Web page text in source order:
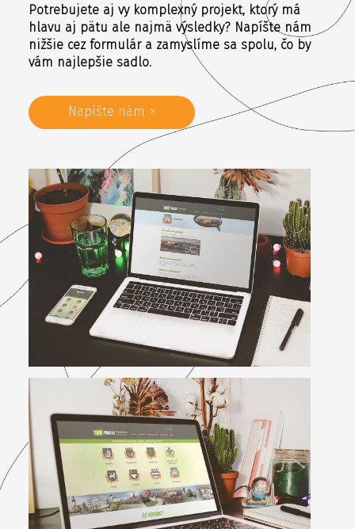
Potrebujete aj vy komplexný projekt, ktorý má
hlavu aj pätu ale najmä výsledky? Napíšte nám
nižšie cez formulár a zamyslíme sa spolu, čo by
vám najlepšie sadlo.
Napíšte nám >